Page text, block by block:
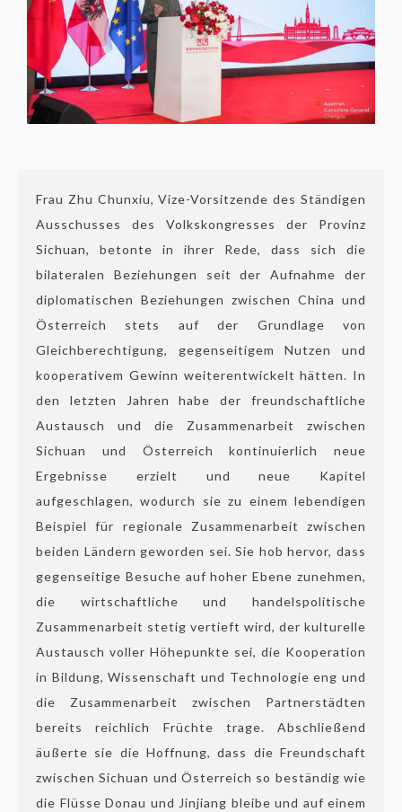
Frau Zhu Chunxiu, Vize-Vorsitzende des Ständigen
Ausschusses des Volkskongresses der Provinz
Sichuan, betonte in ihrer Rede, dass sich die
bilateralen Beziehungen seit der Aufnahme der
diplomatischen Beziehungen zwischen China und
Österreich stets auf der Grundlage von
Gleichberechtigung, gegenseitigem Nutzen und
kooperativem Gewinn weiterentwickelt hätten. In
den letzten Jahren habe der freundschaftliche
Austausch und die Zusammenarbeit zwischen
Sichuan und Österreich kontinuierlich neue
Ergebnisse erzielt und neue Kapitel
aufgeschlagen, wodurch sie zu einem lebendigen
Beispiel für regionale Zusammenarbeit zwischen
beiden Ländern geworden sei. Sie hob hervor, dass
gegenseitige Besuche auf hoher Ebene zunehmen,
die wirtschaftliche und handelspolitische
Zusammenarbeit stetig vertieft wird, der kulturelle
Austausch voller Höhepunkte sei, die Kooperation
in Bildung, Wissenschaft und Technologie eng und
die Zusammenarbeit zwischen Partnerstädten
bereits reichlich Früchte trage. Abschließend
äußerte sie die Hoffnung, dass die Freundschaft
zwischen Sichuan und Österreich so beständig wie
die Flüsse Donau und Jinjiang bleibe und auf einem